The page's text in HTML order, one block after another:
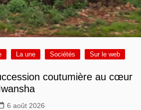
La une Sociétés Sur le web
coutumière au cœur
6 août 2026